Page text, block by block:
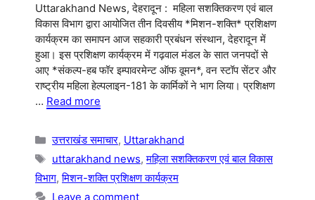
Uttarakhand News, देहरादून : महिला सशक्तिकरण एवं बाल
विकास विभाग द्वारा आयोजित तीन दिवसीय *मिशन-शक्ति* प्रशिक्षण
कार्यक्रम का समापन आज सहकारी प्रबंधन संस्थान, देहरादून में
हुआ। इस प्रशिक्षण कार्यक्रम में गढ़वाल मंडल के सात जनपदों से
आए *संकल्प-हब फॉर इम्पावरमेन्ट ऑफ वूमन*, वन स्टॉप सेंटर और
राष्ट्रीय महिला हेल्पलाइन-181 के कार्मिकों ने भाग लिया। प्रशिक्षण
… Read more
Categories
उत्तराखंड समाचार, Uttarakhand
Tags
uttarakhand news,महिला सशक्तिकरण एवं बाल विकास
विभाग,मिशन-शक्ति प्रशिक्षण कार्यक्रम
Leave a comment